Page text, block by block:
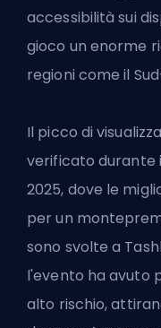
accessibilità sui
gioco un enorme
regioni come il
Il picco di
verificato durante
2025, dove le
per un
sono svolte a
l'evento ha avuto
alto rischio,